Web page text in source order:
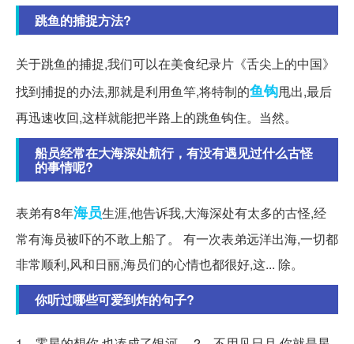
跳鱼的捕捉方法?
关于跳鱼的捕捉,我们可以在美食纪录片《舌尖上的中国》
找到捕捉的办法,那就是利用鱼竿,将特制的鱼钩甩出,最后
再迅速收回,这样就能把半路上的跳鱼钩住。当然。
船员经常在大海深处航行，有没有遇见过什么古怪
的事情呢?
表弟有8年海员生涯,他告诉我,大海深处有太多的古怪,经
常有海员被吓的不敢上船了。 有一次表弟远洋出海,一切都
非常顺利,风和日丽,海员们的心情也都很好,这... 除。
你听过哪些可爱到炸的句子?